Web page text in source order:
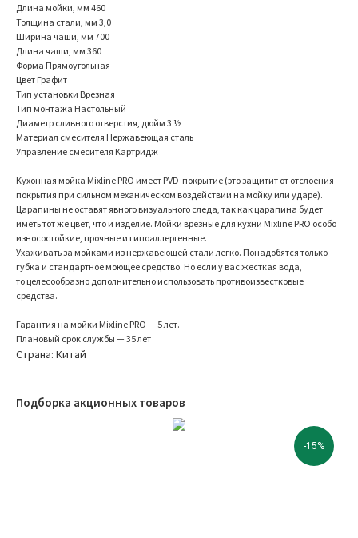
Длина мойки, мм 460
Толщина стали, мм 3,0
Ширина чаши, мм 700
Длина чаши, мм 360
Форма Прямоугольная
Цвет Графит
Тип установки Врезная
Тип монтажа Настольный
Диаметр сливного отверстия, дюйм 3 ½
Материал смесителя Нержавеющая сталь
Управление смесителя Картридж
Кухонная мойка Mixline PRO имеет PVD-покрытие (это защитит от отслоения
покрытия при сильном механическом воздействии на мойку или ударе).
Царапины не оставят явного визуального следа, так как царапина будет
иметь тот же цвет, что и изделие. Мойки врезные для кухни Mixline PRO особо
износостойкие, прочные и гипоаллергенные.
Ухаживать за мойками из нержавеющей стали легко. Понадобятся только
губка и стандартное моющее средство. Но если у вас жесткая вода,
то целесообразно дополнительно использовать противоизвестковые
средства.
Гарантия на мойки Mixline PRO — 5 лет.
Плановый срок службы — 35 лет
Страна: Китай
Подборка акционных товаров
-15%